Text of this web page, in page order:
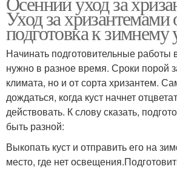
Уход за
подготовка к
Начинать подготовительные работы
нужно в разное время. Сроки порой
климата, но и от сорта хризантем.
дождаться, когда куст начнет
действовать. К слову сказать,
быть разной:
Выкопать куст и отправить его на
место, где нет